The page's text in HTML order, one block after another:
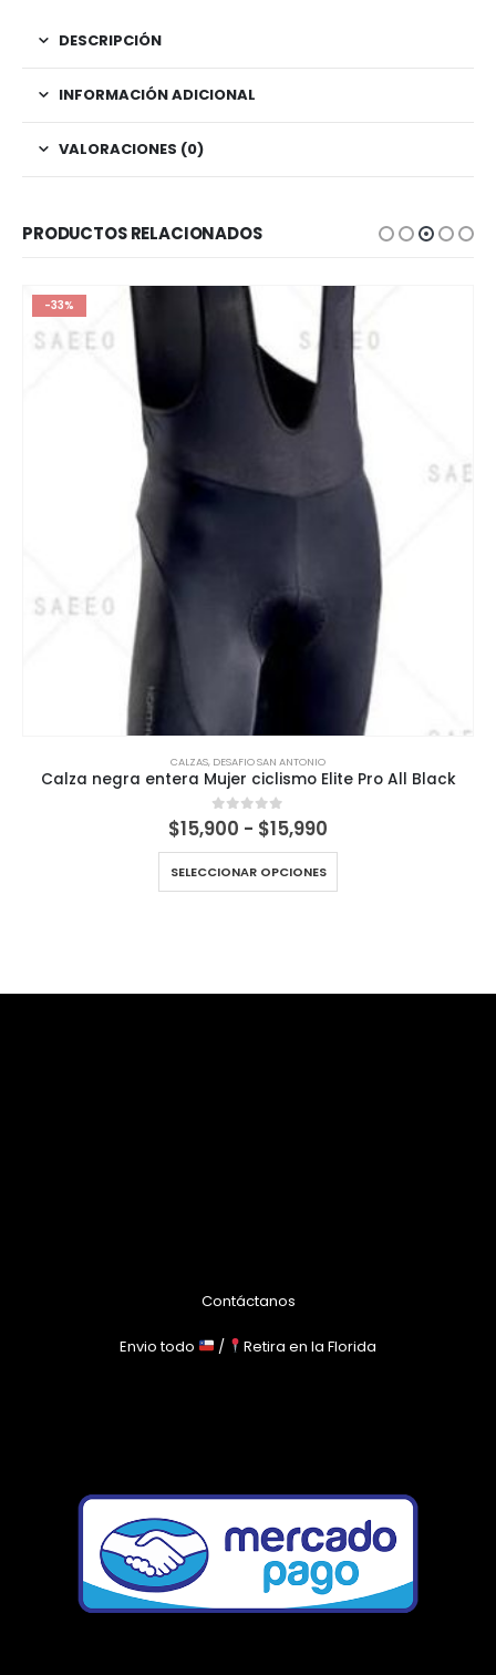
DESCRIPCIÓN
INFORMACIÓN ADICIONAL
VALORACIONES (0)
PRODUCTOS RELACIONADOS
-33%
CALZAS, DESAFIO SAN ANTONIO
Calza negra entera Mujer ciclismo Elite Pro All Black
0out of 5
$15,900 - $15,990
$15,900
SELECCIONAR OPCIONES
Contáctanos
Envio todo / Retira en la Florida